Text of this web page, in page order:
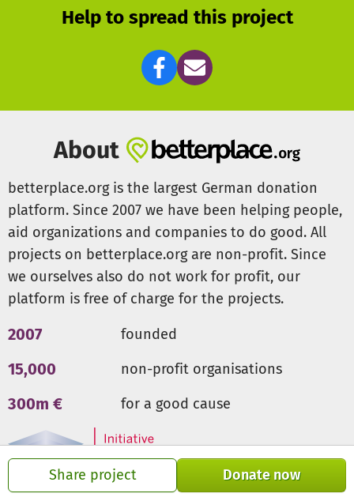
Share project Donate now
Vielen herzlichen Dank - euer Tierheimteam im Namen
von Milka!Help to spread this project
About
betterplace.org is the largest German donation
platform. Since 2007 we have been helping people,
aid organizations and companies to do good. All
projects on betterplace.org are non-profit. Since
we ourselves also do not work for profit, our
platform is free of charge for the projects.
2007 founded
15,000 non-profit organisations
300m € for a good cause